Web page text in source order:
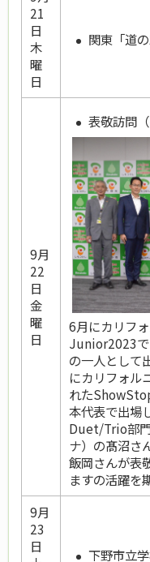
21
日
木
曜
日
関東「道
9月
22
日
金
曜
日
表敬訪問（
6月にカリフ
Junior2023で
の一人として
にカリフォル
れた
本代表で出場
Duet/Trio部
ナ）の髙沼さ
飯岡さんが表
ますの活躍を
9月
23
日
下野市立